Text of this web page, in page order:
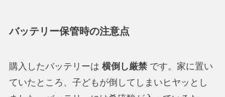
バッテリー保管時の注意点
購入したバッテリーは 横倒し厳禁です。家に置い
ていたところ、子どもが倒してしまいヒヤッとし